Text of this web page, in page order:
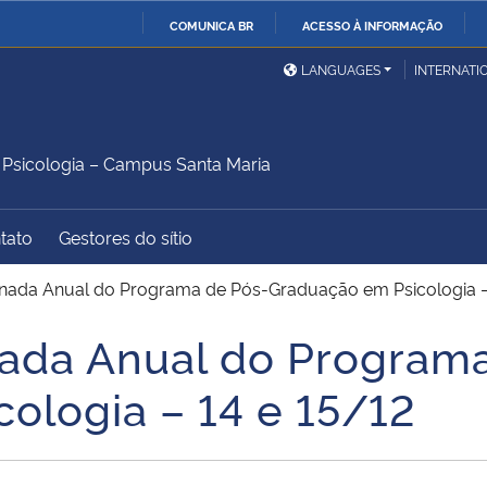
COMUNICA BR ACESSO À INFORMAÇÃO
Ministério da Defesa
Ministério das Relações
Exteriores
Ministério do
Desenvolvimento Regional
União
Advocacia-Geral da União Banco Central do Brasil
LANGUAGES
– Campus Santa Maria
Gestores do sítio
Anual do Programa de Pós-Graduação em Psicologia
Anual do
– 14 e 15/12